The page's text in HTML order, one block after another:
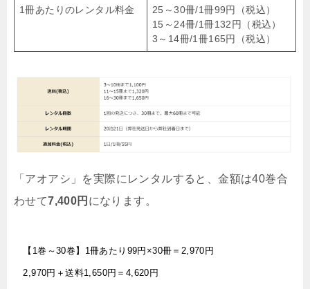
1冊あたりのレンタル料金
25～30冊/1冊99円（税込）
15～24冊/1冊132円（税込）
3～14冊/1冊165円（税込）
「アオアシ」を実際にレンタルすると、金額は40巻合
わせて7,400円 になります。
【1巻～30巻】1冊あたり99円×30冊＝2,970円
2,970円＋送料1,650円＝4,620円